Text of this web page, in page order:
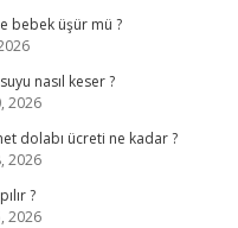
bebek üşür mü ?
nasıl keser ?
2026
dolabı ücreti ne kadar ?
2026
?
2026